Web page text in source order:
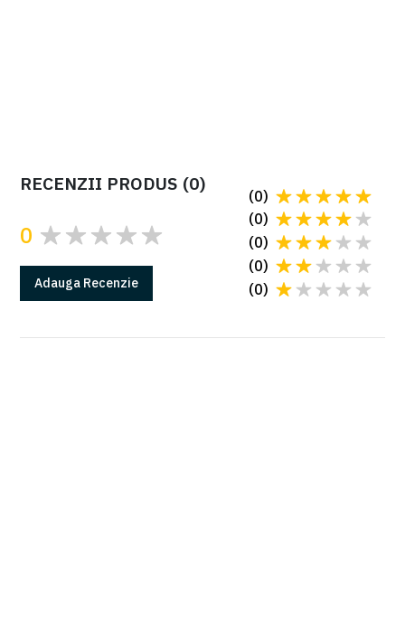
RECENZII PRODUS (0)
0
Adauga Recenzie (0)
(0)
(0)
(0)
(0)